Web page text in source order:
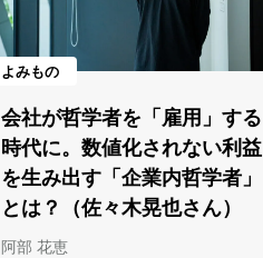
よみもの
会社が哲学者を「雇用」する
時代に。数値化されない利益
を生み出す「企業内哲学者」
とは？（佐々木晃也さん）
阿部 花恵